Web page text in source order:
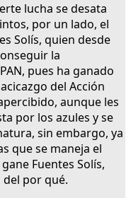
lucha se desata
por un lado, el
Solís, quien desde
la
pues ha ganado
del Acción
aunque les
por los azules y se
sin embargo, ya
que se maneja el
Fuentes Solís,
por qué.